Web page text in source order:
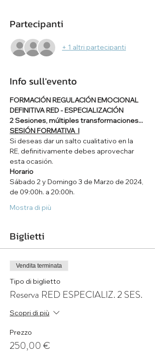
Partecipanti
+ 1 altri partecipanti
Info sull'evento
FORMACIÓN REGULACIÓN EMOCIONAL
DEFINITIVA RED - ESPECIALIZACIÓN
2 Sesiones, múltiples transformaciones...
SESIÓN FORMATIVA  I
Si deseas dar un salto cualitativo en la
RE, definitivamente debes aprovechar
esta ocasión.
Horario
Sábado 2 y Domingo 3 de Marzo de 2024,
de 09:00h. a 20:00h.
Mostra di più
Biglietti
Vendita terminata
Tipo di biglietto
Reserva RED ESPECIALIZ. 2 SES.
Scopri di più
Prezzo
250,00 €